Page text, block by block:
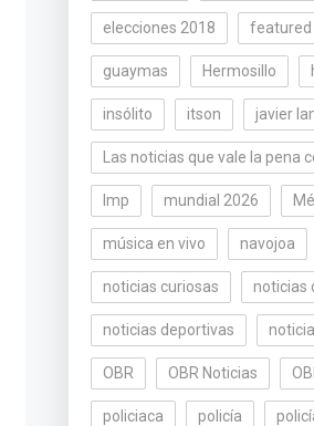
elecciones 2018 featured
guaymas Hermosillo
insólito itson javier
Las noticias que vale la pena
lmp mundial 2026
música en vivo navojoa
noticias curiosas noticias
noticias deportivas
OBR OBR Noticias
policiaca policía